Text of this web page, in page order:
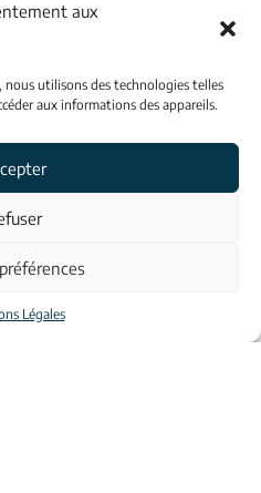
aux
nous utilisons des technologies telles
aux informations des appareils.
Légales
Auray